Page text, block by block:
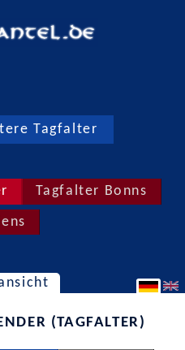
Tagfalter
Tagfalter Bonns
(TAGFALTER)